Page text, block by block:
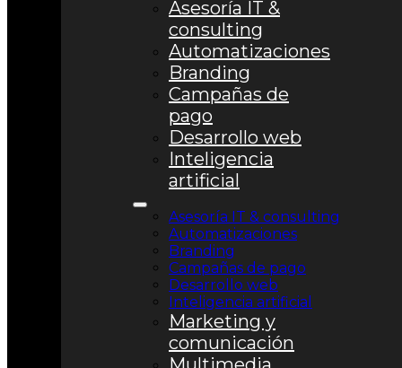
Asesoría IT &
consulting
Automatizaciones
Branding
Campañas de
pago
Desarrollo web
Inteligencia
artificial
Asesoría IT & consulting
Automatizaciones
Branding
Campañas de pago
Desarrollo web
Inteligencia artificial
Marketing y
comunicación